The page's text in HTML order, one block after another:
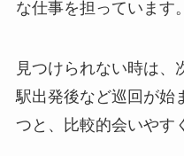
な仕事を担っています。
見つけられない時は、
駅出発後など巡回が始
つと、比較的会いやす